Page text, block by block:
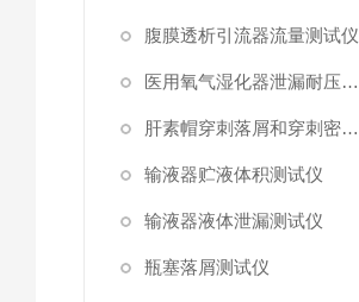
腹膜透析引流器流量测试仪
医用氧气湿化器泄漏耐压测试仪
肝素帽穿刺落屑和穿刺密封性测试仪
输液器贮液体积测试仪
输液器液体泄漏测试仪
瓶塞落屑测试仪